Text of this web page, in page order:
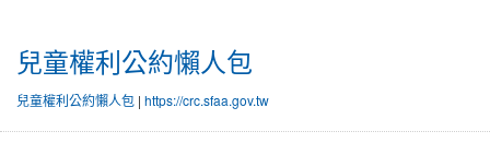
兒童權利公約懶人包
兒童權利公約懶人包 | https://crc.sfaa.gov.tw